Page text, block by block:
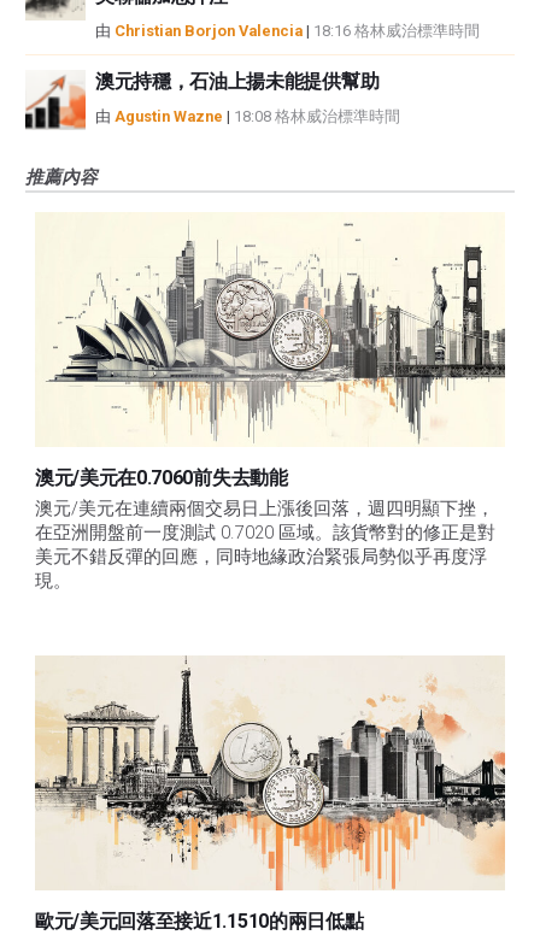
由 Christian Borjon Valencia | 18:16 格林威治標準時間
澳元持穩，石油上揚未能提供幫助
由 Agustin Wazne | 18:08 格林威治標準時間
推薦內容
澳元/美元在0.7060前失去動能
澳元/美元在連續兩個交易日上漲後回落，週四明顯下挫，
在亞洲開盤前一度測試 0.7020 區域。該貨幣對的修正是對
美元不錯反彈的回應，同時地緣政治緊張局勢似乎再度浮
現。
歐元/美元回落至接近1.1510的兩日低點